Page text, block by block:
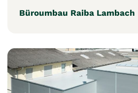
Büroumbau Raiba Lambach